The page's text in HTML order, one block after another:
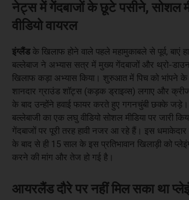
नेट्स में गेंदबाजों के छूटे पसीने, सोशल
वीडियो वायरल
इंग्लैंडके खिलाफ होने वाले पहले महामुकाबले से पूर्व, बाएं
बल्लेबाज ने अभ्यास सत्र में मुख्य गेंदबाजों और थ्रो-
खिलाफ कड़ा अभ्यास किया। शुरुआत में पिच को भांपने
शानदार ग्राउंड शॉट्स (कड़क ड्राइव्स) लगाए और
के बाद उन्होंने हवाई फायर करते हुए गगनचुंबी छक्के
बल्लेबाजी का एक लघु वीडियो सोशल मीडिया पर जारी
गेंदबाजों पर पूरी तरह हावी नजर आ रहे हैं। इस
के बाद से ही 15 साल के इस प्रतिभावान खिलाड़ी को
करने की मांग और तेज हो गई है।
आयरलैंड दौरे पर नहीं मिल सका था